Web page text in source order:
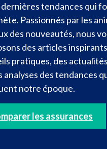
dernières tendances qui
Passionnés par les
des nouveautés, nous
des articles
pratiques, des
analyses des tendances
notre époque.
les assurances